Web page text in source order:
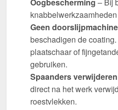
Oogbescherming – Bij
Geen doorslijpmachine
beschadigen de
plaatschaar of
gebruiken.
Spaanders verwijderen
direct na het werk
roestvlekken.